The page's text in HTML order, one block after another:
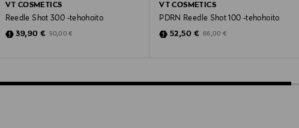
VT COSMETICS
Reedle Shot 300 -tehohoito
Discounted Price
39,90 € Original Price
50,00 €
VT COSMETICS
PDRN Reedle Shot 100 -tehohoito
Discounted Price
52,50 € Original Price
66,00 €